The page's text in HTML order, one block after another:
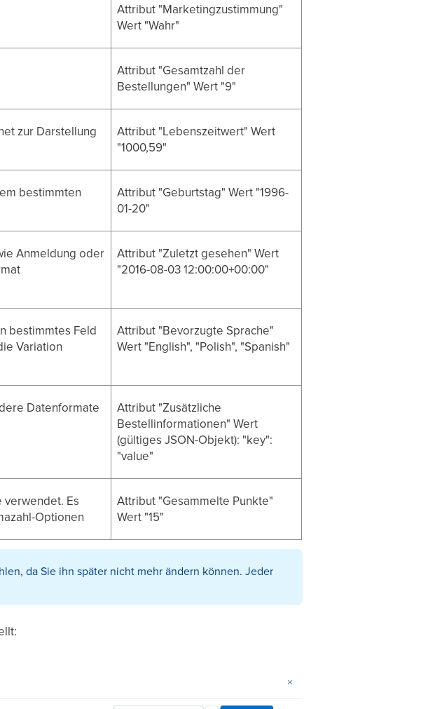
Attribut "Marketingzustimmung"
Wert "Wahr"
Attribut "Gesamtzahl der
Bestellungen" Wert "9"
zur Darstellung
Attribut "Lebenszeitwert" Wert
"1000,59"
bestimmten
Attribut "Geburtstag" Wert "1996-
01-20"
Anmeldung oder
Attribut "Zuletzt gesehen" Wert
"2016-08-03 12:00:00+00:00"
bestimmtes Feld
Variation
Attribut "Bevorzugte Sprache"
Wert "English", "Polish", "Spanish"
Datenformate
Attribut "Zusätzliche
Bestellinformationen" Wert
(gültiges JSON-Objekt): "key":
"value"
Es
Optionen
Attribut "Gesammelte Punkte"
Wert "15"
da Sie ihn später nicht mehr ändern können. Jeder